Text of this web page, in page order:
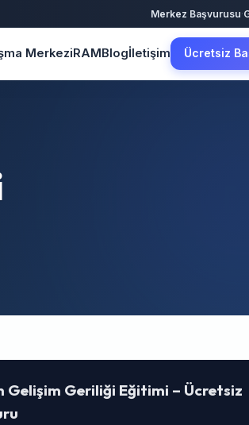
Merkez Başvurusu·
MerkeziRAMBlogİletişim Ücretsiz
Gelişim Geriliği Eğitimi – Ücretsiz